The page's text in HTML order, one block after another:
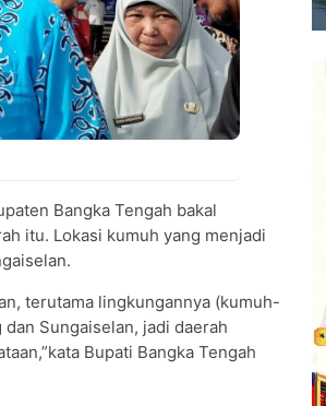
Bangka Tengah bakal
itu. Lokasi kumuh yang menjadi
terutama lingkungannya (kumuh-
Sungaiselan, jadi daerah
Bupati Bangka Tengah